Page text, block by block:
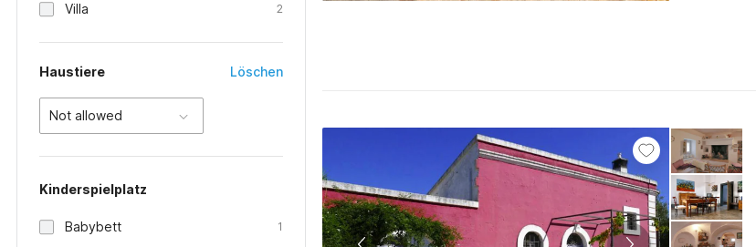
Villa 2
Haustiere Löschen
Not allowed
Kinderspielplatz
Babybett 1